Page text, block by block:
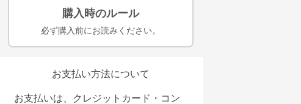
購入時のルール
必ず購入前にお読みください。
お支払い方法について
お支払いは、クレジットカード・コン